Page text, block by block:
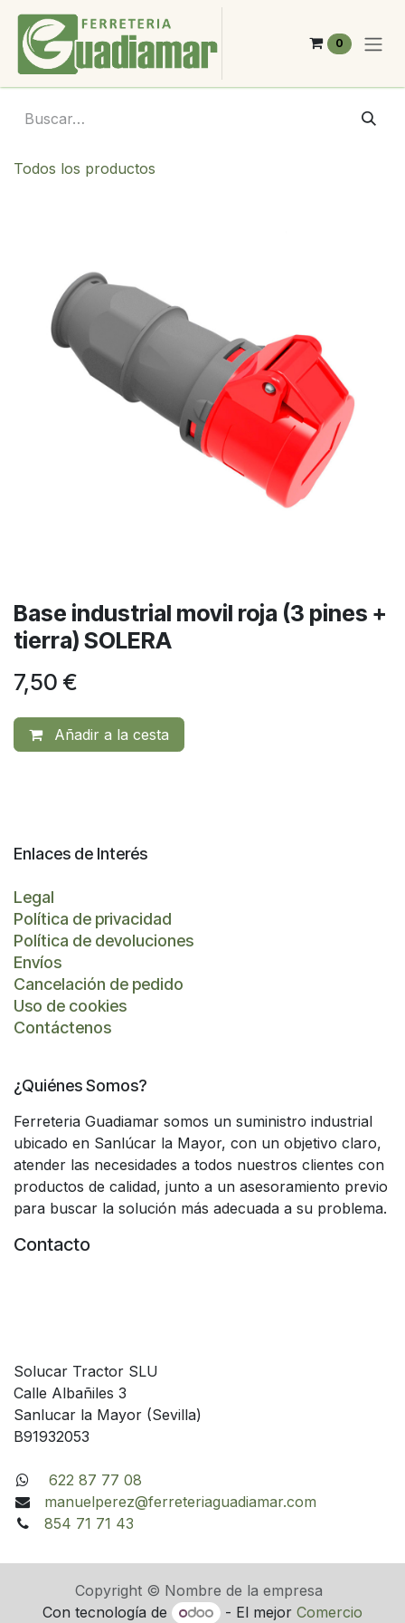
Ir al contenido
0
Todos los productos
Base industrial movil roja (3 pines +
tierra) SOLERA
7,50 €
Añadir a la cesta
Enlaces de Interés
Legal
Política de privacidad
Política de devoluciones
Envíos
Cancelación de pedido
Uso de cookies
Contáctenos
¿Quiénes Somos?
Ferreteria Guadiamar somos un suministro industrial
ubicado en Sanlúcar la Mayor, con un objetivo claro,
atender las necesidades a todos nuestros clientes con
productos de calidad, junto a un asesoramiento previo
para buscar la solución más adecuada a su problema.
Contacto
Solucar Tractor SLU
Calle Albañiles 3
Sanlucar la Mayor (Sevilla)
B91932053
622 87 77 08
manuelperez@ferreteriaguadiamar.com
854 71 71 43
Copyright © Nombre de la empresa
Con tecnología de
- El mejorComercio